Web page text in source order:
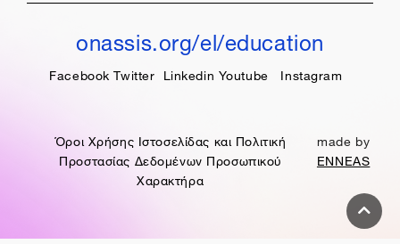
onassis.org/el/education
Facebook Twitter Linkedin Youtube Instagram
Όροι Χρήσης Ιστοσελίδας και Πολιτική
Προστασίας Δεδομένων Προσωπικού
Χαρακτήρα
made by
ENNEAS